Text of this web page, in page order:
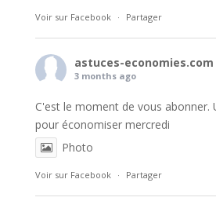
Voir sur Facebook · Partager
astuces-economies.com
3 months ago
C'est le moment de vous abonner.
pour économiser mercredi
Photo
Voir sur Facebook · Partager